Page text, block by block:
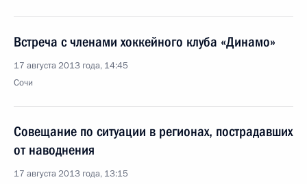
Встреча с членами хоккейного клуба «Динамо»
17 августа 2013 года, 14:45
Сочи
Совещание по ситуации в регионах, пострадавших
от наводнения
17 августа 2013 года, 13:15